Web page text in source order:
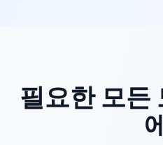
필요한 모든